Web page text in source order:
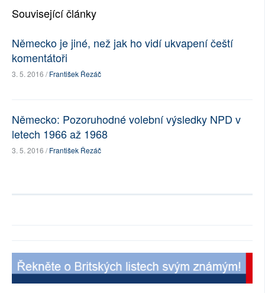
Související články
Německo je jiné, než jak ho vidí ukvapení čeští
komentátoři
3. 5. 2016 /František Řezáč
Německo: Pozoruhodné volební výsledky NPD v
letech 1966 až 1968
3. 5. 2016 /František Řezáč